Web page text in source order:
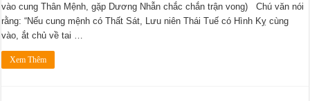
vào cung Thân Mệnh, gặp Dương Nhẫn chắc chắn trận vong) Chú văn nói
rằng: “Nếu cung mệnh có Thất Sát, Lưu niên Thái Tuế có Hình Kỵ cùng
vào, ắt chủ về tai …
Xem Thêm